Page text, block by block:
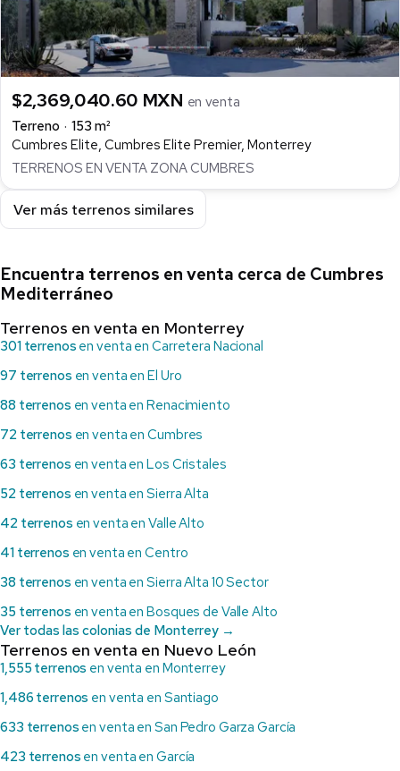
$2,369,040.60 MXN en venta
Terreno
153 m²
Cumbres Elite, Cumbres Elite Premier, Monterrey
TERRENOS EN VENTA ZONA CUMBRES
Ver más terrenos similares
Encuentra terrenos en venta cerca de Cumbres
Mediterráneo
Terrenos en venta en Monterrey
301 terrenos en venta en Carretera Nacional
97 terrenos en venta en El Uro
88 terrenos en venta en Renacimiento
72 terrenos en venta en Cumbres
63 terrenos en venta en Los Cristales
52 terrenos en venta en Sierra Alta
42 terrenos en venta en Valle Alto
41 terrenos en venta en Centro
38 terrenos en venta en Sierra Alta 10 Sector
35 terrenos en venta en Bosques de Valle Alto
Ver todas las colonias de Monterrey →
Terrenos en venta en Nuevo León
1,555 terrenos en venta en Monterrey
1,486 terrenos en venta en Santiago
633 terrenos en venta en San Pedro Garza García
423 terrenos en venta en García